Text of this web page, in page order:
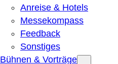
Anreise & Hotels
Messekompass
Feedback
Sonstiges
Bühnen & Vorträge